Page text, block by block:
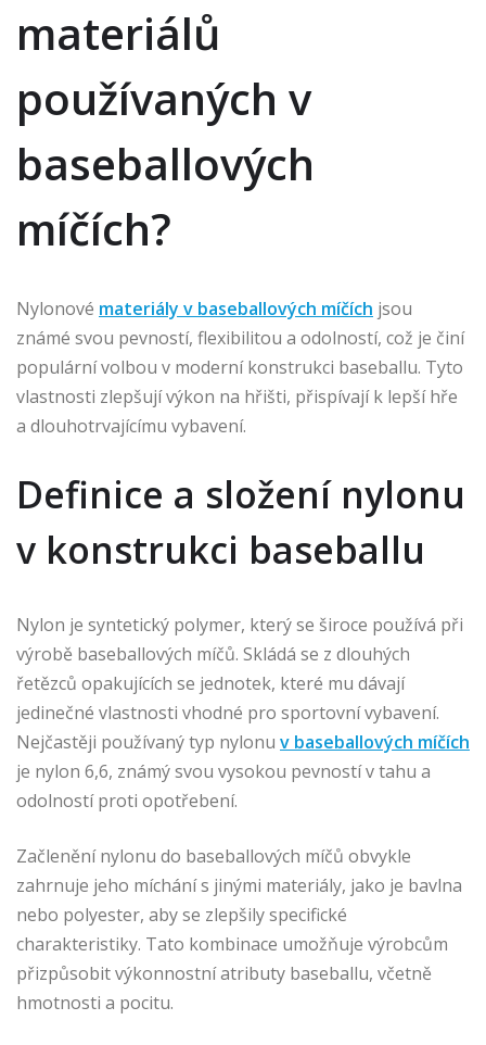
materiálů
používaných v
baseballových
míčích?
Nylonové materiály v baseballových míčích jsou
známé svou pevností, flexibilitou a odolností, což je činí
populární volbou v moderní konstrukci baseballu. Tyto
vlastnosti zlepšují výkon na hřišti, přispívají k lepší hře
a dlouhotrvajícímu vybavení.
Definice a složení nylonu
v konstrukci baseballu
Nylon je syntetický polymer, který se široce používá při
výrobě baseballových míčů. Skládá se z dlouhých
řetězců opakujících se jednotek, které mu dávají
jedinečné vlastnosti vhodné pro sportovní vybavení.
Nejčastěji používaný typ nylonu v baseballových míčích
je nylon 6,6, známý svou vysokou pevností v tahu a
odolností proti opotřebení.
Začlenění nylonu do baseballových míčů obvykle
zahrnuje jeho míchání s jinými materiály, jako je bavlna
nebo polyester, aby se zlepšily specifické
charakteristiky. Tato kombinace umožňuje výrobcům
přizpůsobit výkonnostní atributy baseballu, včetně
hmotnosti a pocitu.